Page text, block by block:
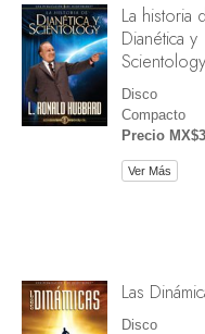
La historia
Dianética y
Scientology
Disco
Compacto
Precio
Ver Más
Las
Disco